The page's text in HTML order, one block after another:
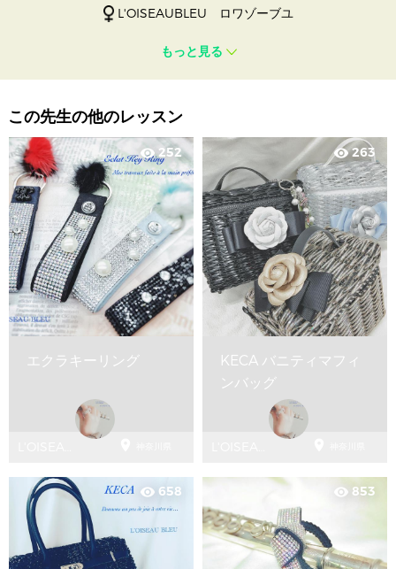
L'OISEAUBLEU ロワゾーブユ
もっと見る
この先生の他のレッスン
visibility 252
エクラキーリング
ブユ
visibility263
KECA バニティマフィ
ンバッグ
ブユ
visibility 658 visibility 853